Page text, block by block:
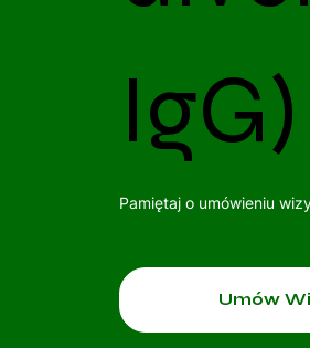
IgG)
Pamiętaj o umówieniu
Umów